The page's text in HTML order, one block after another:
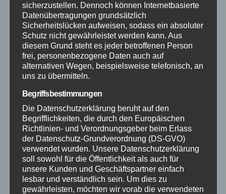
Polizei
Rettungsdienst
Rhein-Lahn
THW
Veranstaltungen
Video
Westerwald
sicherzustellen. Dennoch können Internetbasierte
Datenübertragungen grundsätzlich
Sicherheitslücken aufweisen, sodass ein absoluter
Schutz nicht gewährleistet werden kann. Aus
diesem Grund steht es jeder betroffenen Person
frei, personenbezogene Daten auch auf
alternativen Wegen, beispielsweise telefonisch, an
uns zu übermitteln.
Begriffsbestimmungen
Die Datenschutzerklärung beruht auf den
Begrifflichkeiten, die durch den Europäischen
Richtlinien- und Verordnungsgeber beim Erlass
der Datenschutz-Grundverordnung (DS-GVO)
verwendet wurden. Unsere Datenschutzerklärung
soll sowohl für die Öffentlichkeit als auch für
unsere Kunden und Geschäftspartner einfach
lesbar und verständlich sein. Um dies zu
gewährleisten, möchten wir vorab die verwendeten